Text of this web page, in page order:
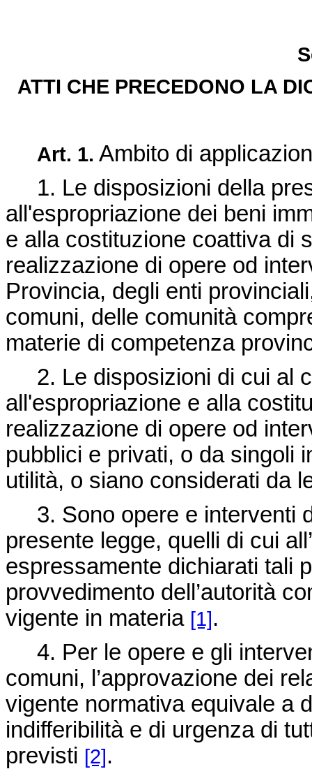
ATTI CHE PRECEDONO LA
Art. 1. Ambito di
1. Le disposizioni della
all'espropriazione dei beni
e alla costituzione coattiva di
realizzazione di opere od
Provincia, degli enti
comuni, delle comunità
materie di competenza
2. Le disposizioni di cui al
all'espropriazione e alla
realizzazione di opere od
pubblici e privati, o da singoli
utilità, o siano considerati da
3. Sono opere e interventi
presente legge, quelli di cui
espressamente dichiarati tali
provvedimento dell’autorità
vigente in materia [1].
4. Per le opere e gli
comuni, l’approvazione dei
vigente normativa equivale a
indifferibilità e di urgenza di
previsti [2].